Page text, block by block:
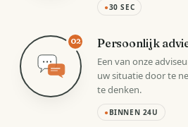
●30 SEC
02 Persoonlijk
Een van onze
uw situatie door te
te denken.
● BINNEN 24U